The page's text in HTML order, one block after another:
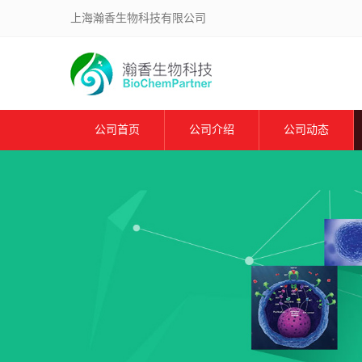
上海瀚香生物科技有限公司
公司首页 公司介绍 公司动态